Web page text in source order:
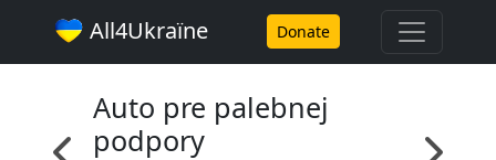
All4Ukraїne Donate
Auto pre palebnej
podpory